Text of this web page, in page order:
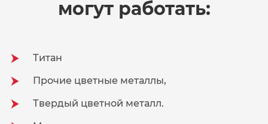
могут работать:
Титан
Прочие цветные металлы,
Твердый цветной металл.